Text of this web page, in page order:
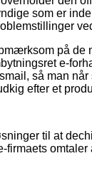
som er
på
e-
så man
efter et
til at